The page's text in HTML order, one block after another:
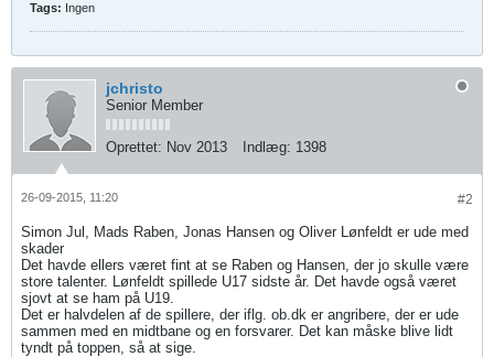
Tags: Ingen
jchristo
Senior Member
Oprettet: Nov 2013 Indlæg: 1398
#2
26-09-2015, 11:20
Simon Jul, Mads Raben, Jonas Hansen og Oliver Lønfeldt er ude med
skader
Det havde ellers været fint at se Raben og Hansen, der jo skulle være
store talenter. Lønfeldt spillede U17 sidste år. Det havde også været
sjovt at se ham på U19.
Det er halvdelen af de spillere, der iflg. ob.dk er angribere, der er ude
sammen med en midtbane og en forsvarer. Det kan måske blive lidt
tyndt på toppen, så at sige.